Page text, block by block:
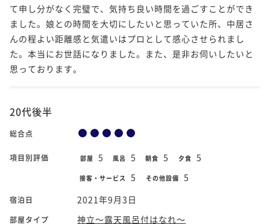
て申し分がなく完璧で、気持ち良い時間を過ごすことができ
ました。娘との時間を大切にしたいと思っていた所、中居さ
んの程よい距離感と気遣いはプロとして感心させられまし
た。本当にお世話になりました。また、是非お伺いしたいと
思っております。
20代後半
総合点
項目別評価 部屋 5 風呂 5 朝食 5 夕食 5
接客・サービス 5 その他設備 5
宿泊日 2021年9月3日
部屋タイプ 神立～露天風呂付はなれ～